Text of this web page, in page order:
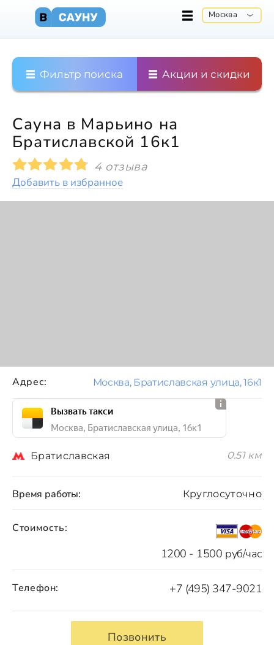
Москва
Фильтр поиска Акции и скидки
Сауна в Марьино на
Братиславской 16к1
4 отзыва
Добавить в избранное
Стоимость:
1200 - 1500 руб/час
Время работы: Круглосуточно
Телефон: +7 (495) 347-9021
Позвонить
Адрес: Москва, Братиславская улица, 16к1
Вызвать такси
Москва, Братиславская улица, 16к1
Братиславская 0.51 км